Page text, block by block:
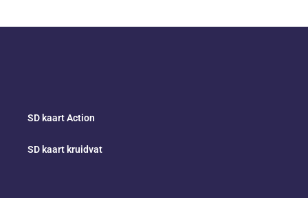
SD kaart Action
SD kaart kruidvat